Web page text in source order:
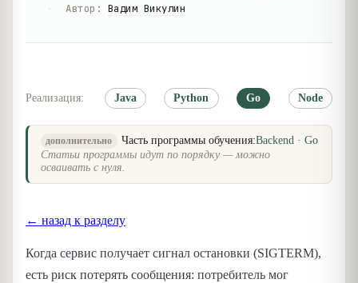
Автор : Вадим Викулин
Реализация: Java Python Go Node
дополнительно Часть программы обучения:Backend · Go
Статьи программы идут по порядку — можно
осваивать с нуля.
← назад к разделу
Когда сервис получает сигнал остановки (SIGTERM),
есть риск потерять сообщения: потребитель мог